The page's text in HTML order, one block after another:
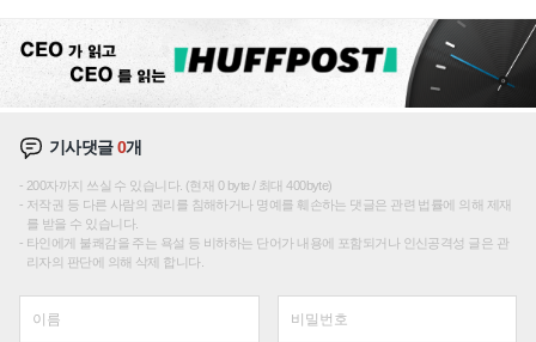
기사댓글0개
200자까지 쓰실 수 있습니다. (현재 0 byte / 최대 400byte)
저작권 등 다른 사람의 권리를 침해하거나 명예를 훼손하는 댓글은 관련 법률에 의해 제재
를 받을 수 있습니다.
타인에게 불쾌감을 주는 욕설 등 비하하는 단어가 내용에 포함되거나 인신공격성 글은 관
리자의 판단에 의해 삭제 합니다.